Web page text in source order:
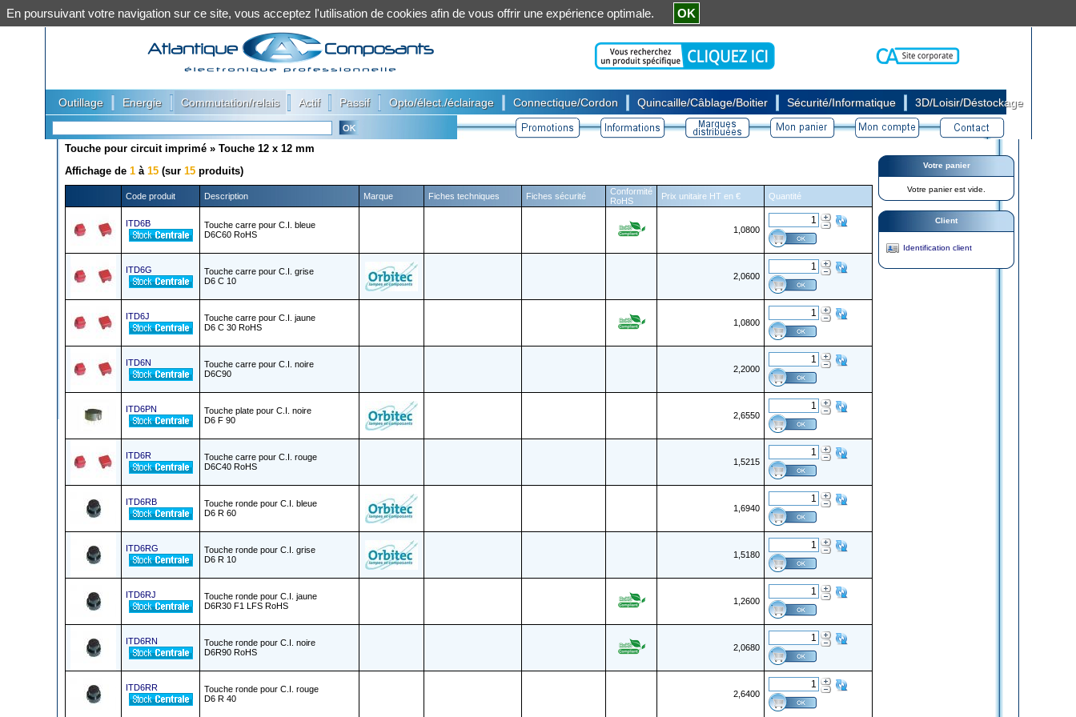
Outillage Energie Commutation/relais Actif Passif Opto/élect./éclairage Connectique/Cordon Quincaille/Câblage/Boitier Sécurité/Informatique 3D/Loisir/Déstockage
Touche pour circuit imprimé » Touche 12 x 12 mm
Affichage de 1 à 15 (sur 15 produits)
Code produit Description Marque Fiches techniques Fiches sécurité
Conformité
RoHS
Prix unitaire HT en € Quantité
ITD6B
Touche carre pour C.I. bleue
D6C60 RoHS
1,0800
ITD6G
Touche carre pour C.I. grise
D6 C 10
2,0600
ITD6J
Touche carre pour C.I. jaune
D6 C 30 RoHS
1,0800
ITD6N
Touche carre pour C.I. noire
D6C90
2,2000
ITD6PN
Touche plate pour C.I. noire
D6 F 90
2,6550
ITD6R
Touche carre pour C.I. rouge
D6C40 RoHS
1,5215
ITD6RB
Touche ronde pour C.I. bleue
D6 R 60
1,6940
ITD6RG
Touche ronde pour C.I. grise
D6 R 10
1,5180
ITD6RJ
Touche ronde pour C.I. jaune
D6R30 F1 LFS RoHS
1,2600
ITD6RN
Touche ronde pour C.I. noire
D6R90 RoHS
2,0680
ITD6RR
Touche ronde pour C.I. rouge
D6 R 40
2,6400
Votre panier
Votre panier est vide.
Client
Identification client
En poursuivant votre navigation sur ce site, vous acceptez l'utilisation de cookies afin de vous offrir une expérience optimale. OK